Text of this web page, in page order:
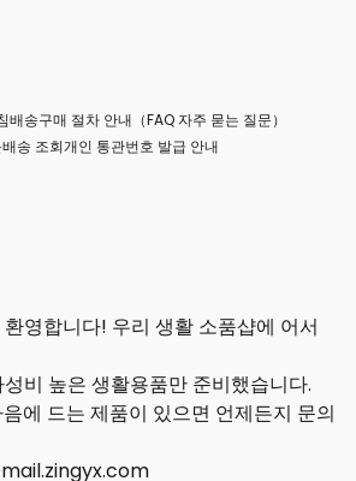
배송구매 절차 안내 （FAQ 자주 묻는 질문）
송 조회개인 통관번호 발급 안내
영합니다! 우리 생활 소품샵에 어서
비 높은 생활용품만 준비했습니다.
에 드는 제품이 있으면 언제든지 문의